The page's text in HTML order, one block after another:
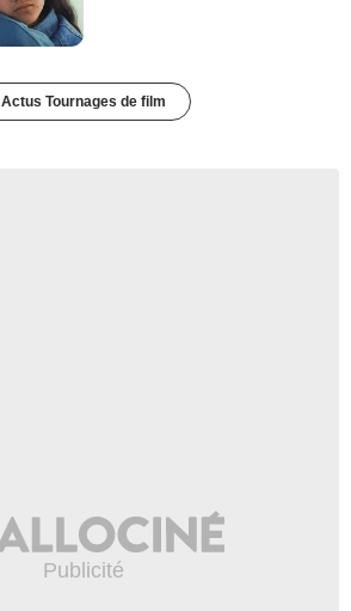
Actus Tournages de film